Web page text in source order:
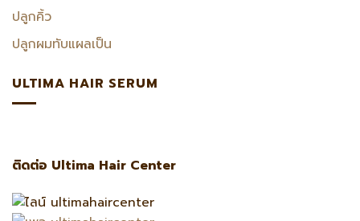
ปลูกคิ้ว
ปลูกผมทับแผลเป็น
ULTIMA HAIR SERUM
ติดต่อ Ultima Hair Center